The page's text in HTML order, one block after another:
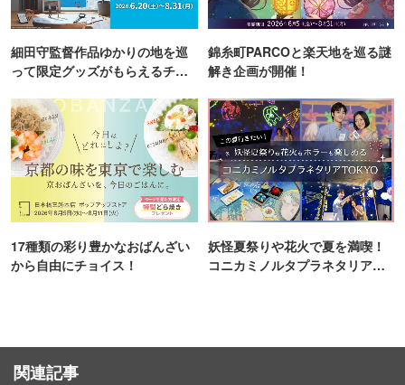
細田守監督作品ゆかりの地を巡
って限定グッズがもらえるチャ
錦糸町PARCOと楽天地を巡る謎
解き企画が開催！
17種類の彩り豊かなおばんざい
から自由にチョイス！
妖怪夏祭りや花火で夏を満喫！
コニカミノルタプラネタリア
関連記事